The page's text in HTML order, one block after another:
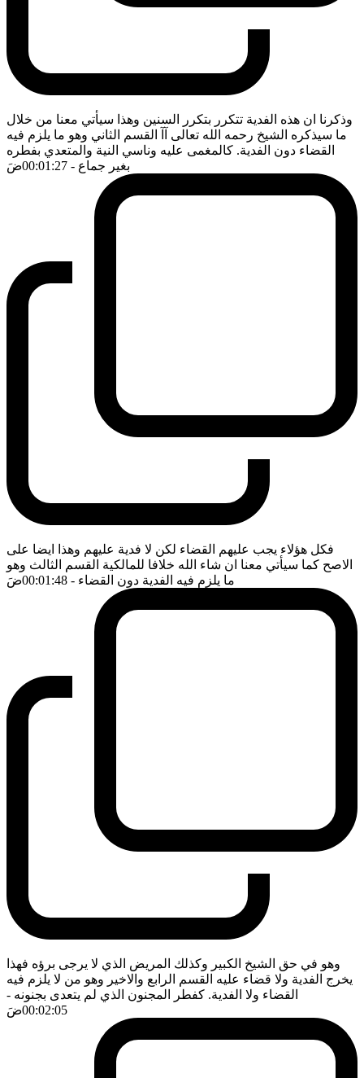
وذكرنا ان هذه الفدية تتكرر بتكرر السنين وهذا سيأتي معنا من خلال
ما سيذكره الشيخ رحمه الله تعالى آآ القسم الثاني وهو ما يلزم فيه
القضاء دون الفدية. كالمغمى عليه وناسي النية والمتعدي بفطره
بغير جماع - 00:01:27 ضَ
فكل هؤلاء يجب عليهم القضاء لكن لا فدية عليهم وهذا ايضا على
الاصح كما سيأتي معنا ان شاء الله خلافا للمالكية القسم الثالث وهو
ما يلزم فيه الفدية دون القضاء - 00:01:48 ضَ
وهو في حق الشيخ الكبير وكذلك المريض الذي لا يرجى برؤه فهذا
يخرج الفدية ولا قضاء عليه القسم الرابع والاخير وهو من لا يلزم فيه
القضاء ولا الفدية. كفطر المجنون الذي لم يتعدى بجنونه -
00:02:05ضَ